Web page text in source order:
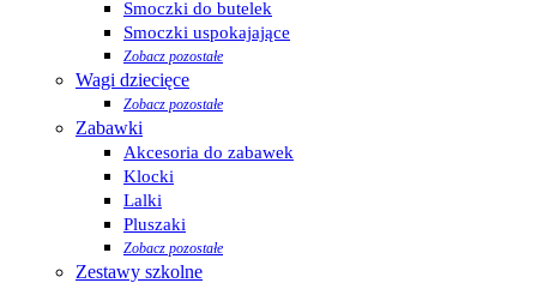
Smoczki do butelek
Smoczki uspokajające
Zobacz pozostałe
Wagi dziecięce
Zobacz pozostałe
Zabawki
Akcesoria do zabawek
Klocki
Lalki
Pluszaki
Zobacz pozostałe
Zestawy szkolne